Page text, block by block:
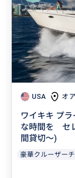
USA オ
ワイキキ プ
な時間を セ
間貸切～)
豪華クルーザー